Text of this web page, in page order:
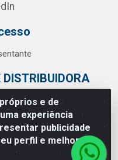
e de
experiência
publicidade
perfil e melhorar a